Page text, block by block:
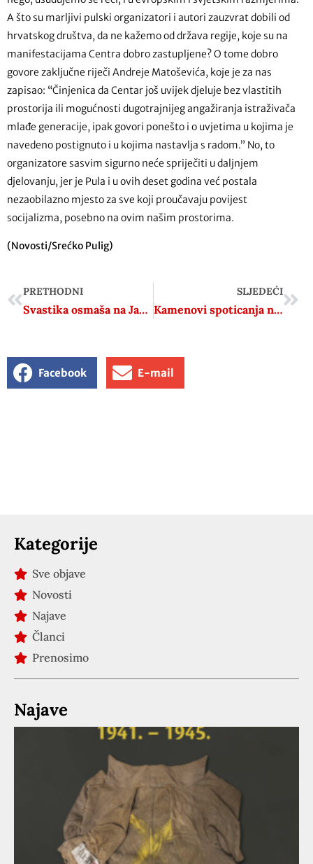
A što su marljivi pulski organizatori i autori zauzvrat dobili od
hrvatskog društva, da ne kažemo od država regije, koje su na
manifestacijama Centra dobro zastupljene? O tome dobro
govore zaključne riječi Andreje Matoševića, koje je za nas
zapisao: “Činjenica da Centar još uvijek djeluje bez vlastitih
prostorija ili mogućnosti dugotrajnijeg angažiranja istraživača
mlađe generacije, ipak govori ponešto i o uvjetima u kojima je
navedeno postignuto i u kojima nastavlja s radom.” No, to
organizatore sasvim sigurno neće spriječiti u daljnjem
djelovanju, jer je Pula i u ovih deset godina već postala
nezaobilazno mjesto za sve koji proučavaju povijest
socijalizma, posebno na ovim našim prostorima.
(Novosti/Srećko Pulig)
PRETHODNI
Svastika osmaša na Jarunu: Frende, glup si ako misliš da je fora ležati na ulici u formaciji kukastog križa
SLJEDEĆI
Kamenovi spoticanja na putu u Jadovno
Facebook E-mail
Kategorije
Sve objave
Novosti
Najave
Članci
Prenosimo
Najave